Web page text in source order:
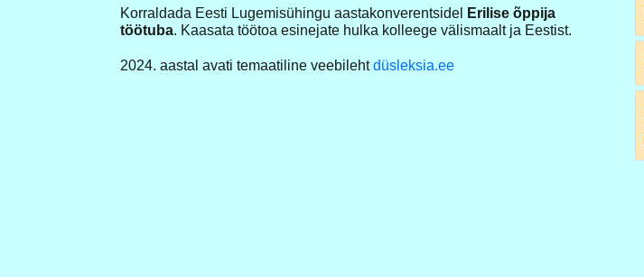
Korraldada Eesti Lugemisühingu aastakonverentsidel
Erilise õppija
töötuba. Kaasata töötoa esinejate hulka kolleege välismaalt ja Eestist.
2024. aastal avati temaatiline veebilehtdüsleksia.ee